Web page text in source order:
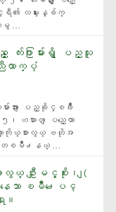
ရီ၏ လမ္းၫႊန္ခ်က္
မွ …
း႐ြာမ်ားရွိ ျပည္သူ
ေထာက္ပံ့
းအား ျပည္ခိုင္ၿဖိဳး
၊ ဟသၤာတ ျပည္ေထာ
တာ္ကိုယ္စားလွယ္ ဗဟိုအ
ၤာတၿမိဳ႕နယ္ …
လွယ္ ဦးျမင့္စိုး၊ (ျ
ေသာ ၿမိဳ႕ေပၚ
။